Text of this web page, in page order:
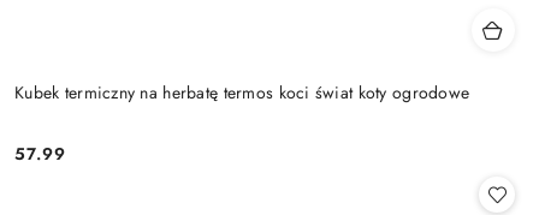
Kubek termiczny na herbatę termos koci świat koty ogrodowe
Cena:
57.99